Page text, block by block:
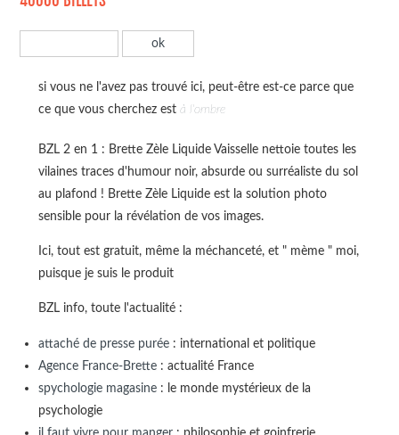
si vous ne l'avez pas trouvé ici, peut-être est-ce parce que
ce que vous cherchez est à l'ombre
BZL 2 en 1 : Brette Zèle Liquide Vaisselle nettoie toutes les
vilaines traces d'humour noir, absurde ou surréaliste du sol
au plafond ! Brette Zèle Liquide est la solution photo
sensible pour la révélation de vos images.
Ici, tout est gratuit, même la méchanceté, et " mème " moi,
puisque je suis le produit
BZL info, toute l'actualité :
attaché de presse purée: international et politique
Agence France-Brette: actualité France
spychologie magasine: le monde mystérieux de la
psychologie